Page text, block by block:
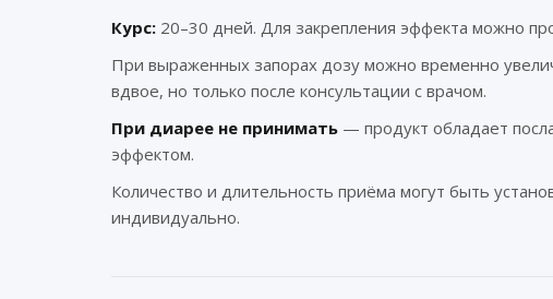
Курс: 20–30 дней. Для закрепления эффекта можно
При выраженных запорах дозу можно временно
вдвое, но только после консультации с врачом.
При диарее не принимать — продукт обладает
эффектом.
Количество и длительность приёма могут быть
индивидуально.